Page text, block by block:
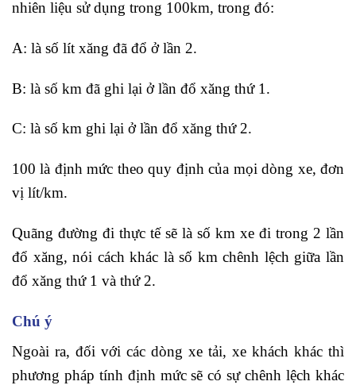
nhiên liệu sử dụng trong 100km, trong đó:
A: là số lít xăng đã đổ ở lần 2.
B: là số km đã ghi lại ở lần đổ xăng thứ 1.
C: là số km ghi lại ở lần đổ xăng thứ 2.
100 là định mức theo quy định của mọi dòng xe, đơn
vị lít/km.
Quãng đường đi thực tế sẽ là số km xe đi trong 2 lần
đổ xăng, nói cách khác là số km chênh lệch giữa lần
đổ xăng thứ 1 và thứ 2.
Chú ý
Ngoài ra, đối với các dòng xe tải, xe khách khác thì
phương pháp tính định mức sẽ có sự chênh lệch khác